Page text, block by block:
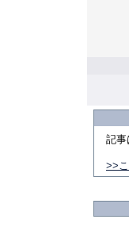
記事
>>